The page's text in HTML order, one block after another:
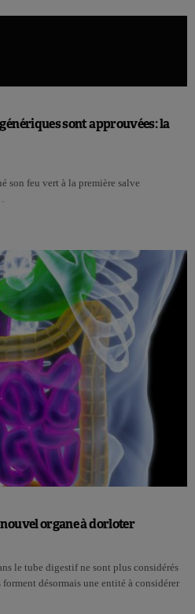
sont approuvées: la
son feu vert à la première salve
organe à dorloter
le tube digestif ne sont plus considérés
désormais une entité à considérer